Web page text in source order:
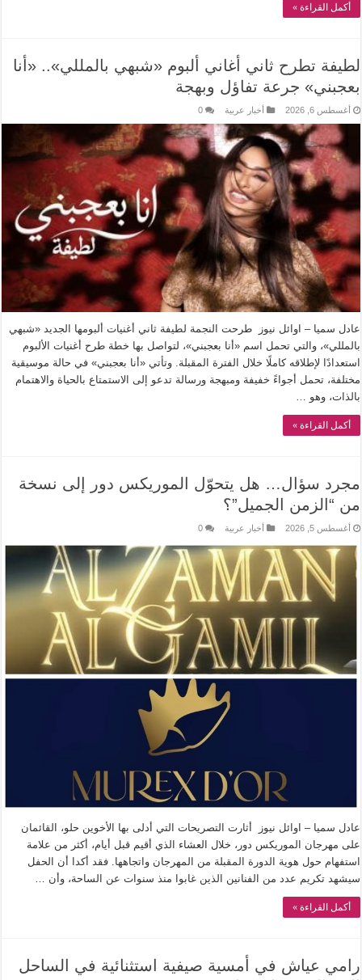
أكمل القراءة »
لطيفة تطرح ثاني أغاني ألبوم «شبهي بالمللي».. «أنا
بعجبني» جرعة تفاؤل وبهجة
أغسطس 6, 2026 أخبار عربية 0
عادل سميا – اوائل نيوز طرحت النجمة لطيفة ثاني أغنيات ألبومها الجديد «شبهي
بالمللي»، والتي تحمل اسم «أنا بعجبني»، لتواصل بها خطة طرح أغنيات الألبوم
استعدادًا لإطلاقه كاملًا خلال الفترة المقبلة. وتأتي «أنا بعجبني» في حالة موسيقية
مختلفة، تحمل أجواءً خفيفة ومبهجة ورسالة تدعو إلى الاستمتاع بالحياة والاهتمام
بالذات، وهو …
أكمل القراءة »
مجرد سؤال… هل يتحوّل الموريكس دور إلى نسخة
من “الزمن الجميل”؟
أغسطس 5, 2026 أخبار عربية 0
عادل سميا – اوائل نيوز أثارت التصريحات التي أدلى بها الأخوين حلو، القائمان
على مهرجان الموريكس دور، خلال العشاء الذي أقيم قبل أيام، أكثر من علامة
استفهام حول هوية الدورة المقبلة من المهرجان واتجاهها. فقد أكدا أن الحفل
سيشهد تكريم عدد من الفنانين الذين غابوا منذ سنوات عن الساحة، وأن …
أكمل القراءة »
رامي عياش في أمسية صيفية استثنائية في الساحل